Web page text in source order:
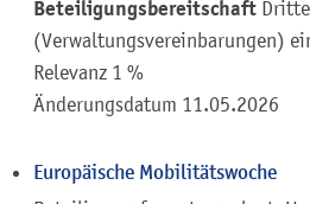
Beteiligungsbereitschaft
(Verwaltungsvereinbarungen)
Relevanz 1 %
Änderungsdatum 11.05.2026
Europäische Mobilitätswoche